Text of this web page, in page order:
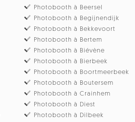
Photobooth à Beersel
Photobooth à Begijnendijk
Photobooth à Bekkevoort
Photobooth à Bertem
Photobooth à Biévène
Photobooth à Bierbeek
Photobooth à Boortmeerbeek
Photobooth à Boutersem
Photobooth à Crainhem
Photobooth à Diest
Photobooth à Dilbeek